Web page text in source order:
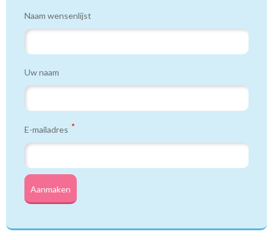
Naam wensenlijst
Uw naam
E-mailadres
Aanmaken